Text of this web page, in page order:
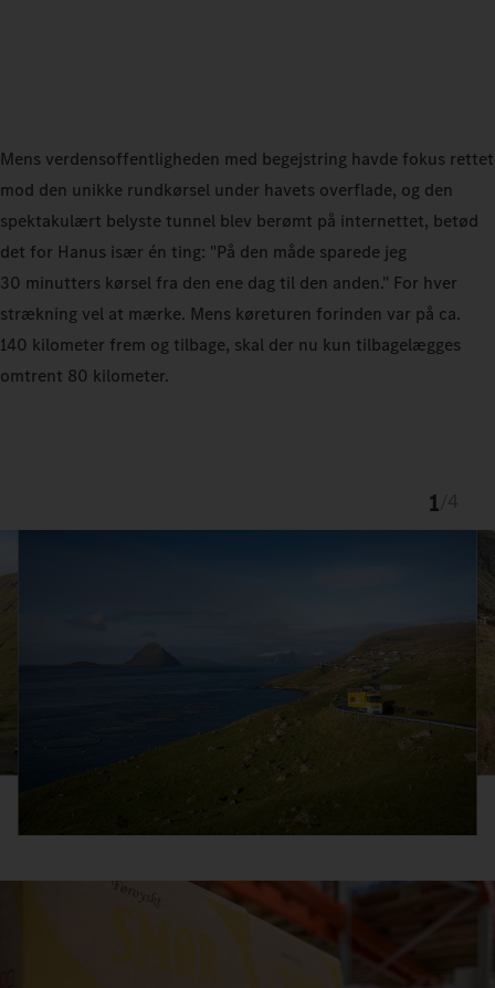
Mens verdensoffentligheden med begejstring havde fokus rettet
mod den unikke rundkørsel under havets overflade, og den
spektakulært belyste tunnel blev berømt på internettet, betød
det for Hanus især én ting: "På den måde sparede jeg
30 minutters kørsel fra den ene dag til den anden." For hver
strækning vel at mærke. Mens køreturen forinden var på ca.
140 kilometer frem og tilbage, skal der nu kun tilbagelægges
omtrent 80 kilometer.
1